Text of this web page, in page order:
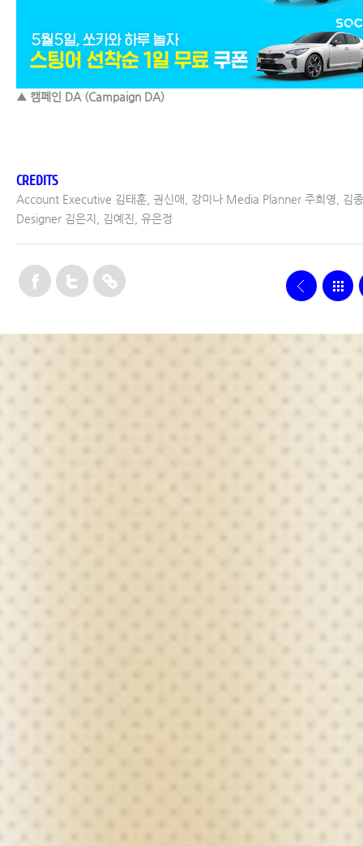
▲ 캠페인 DA (Campaign DA)
CREDITS
Account Executive 김태훈, 권신애, 강미나 Media Planner 주희영, 김
Designer 김은지, 김예진, 유은정